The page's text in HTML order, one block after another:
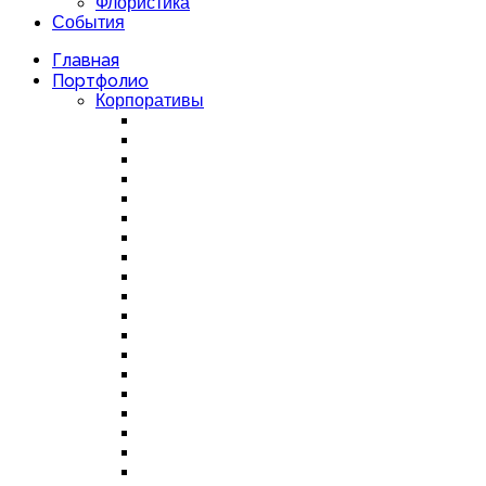
События
Главная
Портфолио
Корпоративы